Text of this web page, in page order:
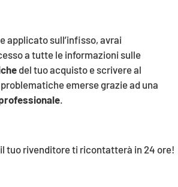
applicato sull’infisso, avrai
a tutte le informazioni sulle
del tuo acquisto e scrivere al
emerse grazie ad una
tuo rivenditore ti ricontatterà in 24 ore!